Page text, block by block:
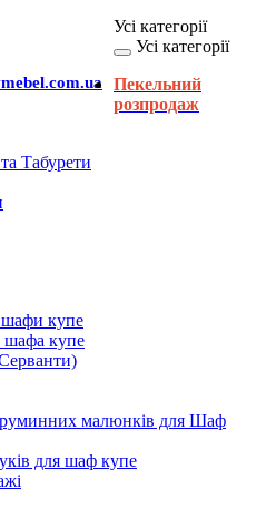
Усі категорії
Усі категорії
Пекельний
розпродаж
Табурети
шафи купе
шафа купе
малюнків для Шаф
для шаф купе